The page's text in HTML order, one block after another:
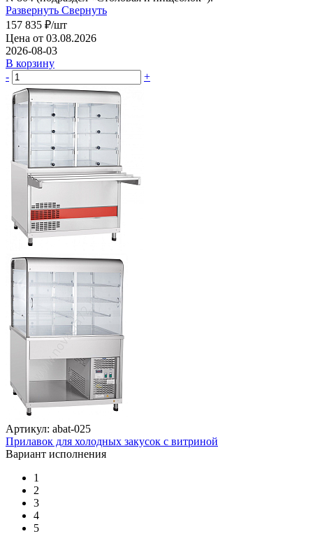
Развернуть Свернуть
157 835 ₽/шт
Цена от 03.08.2026
2026-08-03
В корзину
-
+
Артикул: abat-025
Прилавок для холодных закусок с витриной
Вариант исполнения
1
2
3
4
5